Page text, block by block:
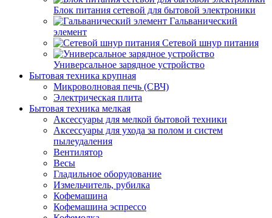
Блок питания сетевой для бытовой электроники
Гальванический
элемент
Сетевой шнур питания
Универсальное зарядное устройство
Бытовая техника крупная
Микроволновая печь (СВЧ)
Электрическая плита
Бытовая техника мелкая
Аксессуары для мелкой бытовой техники
Аксессуары для ухода за полом и систем
пылеудаления
Вентилятор
Весы
Гладильное оборудование
Измельчитель, рубилка
Кофемашина
Кофемашина эспрессо